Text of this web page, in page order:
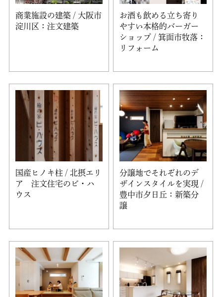
商業施設の建築 / 大阪市
淀川区：注文建築
お酒も飲める立ち寄り
やすい本格的バーガー
ショップ / 箕面市牧落：
リフォーム
国産ヒノキ柱 / 北摂エリ
ア 注文住宅のビ・ハ
ウス
分譲地でそれぞれのデ
ザインスタイルを実現 /
豊中市夕日丘：新築分
譲